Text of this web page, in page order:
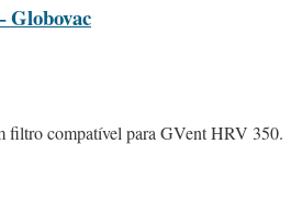
Globovac
filtro compatível para GVent HRV 350.